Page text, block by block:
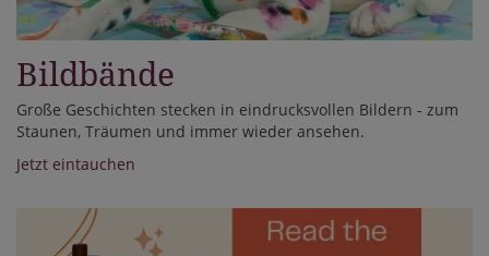
Bildbände
Große Geschichten stecken in eindrucksvollen Bildern - zum
Staunen, Träumen und immer wieder ansehen.
Jetzt eintauchen